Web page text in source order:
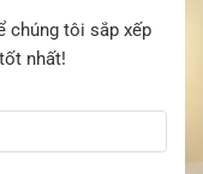
chúng tôi sắp xếp
nhất!